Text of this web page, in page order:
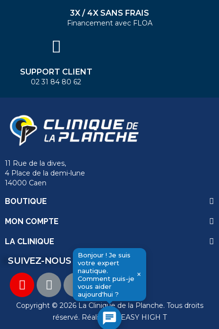
Bonjour ! Je suis
votre expert
nautique.
Comment puis-je
vous aider
aujourd'hui ?
×
chat
3X / 4X SANS FRAIS
Financement avec FLOA
SUPPORT CLIENT
02 31 84 80 62
11 Rue de la dives,
4 Place de la demi-lune
14000 Caen
BOUTIQUE
MON COMPTE
LA CLINIQUE
SUIVEZ-NOUS
Copyright © 2026 La Clinique de la Planche. Tous droits
réservé. Réalisation EASY HIGH T